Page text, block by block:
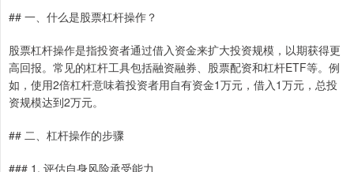
## 一、什么是股票杠杆操作？
股票杠杆操作是指投资者通过借入资金来扩大投资规模，以期获得更
高回报。常见的杠杆工具包括融资融券、股票配资和杠杆ETF等。例
如，使用2倍杠杆意味着投资者用自有资金1万元，借入1万元，总投
资规模达到2万元。
## 二、杠杆操作的步骤
### 1. 评估自身风险承受能力